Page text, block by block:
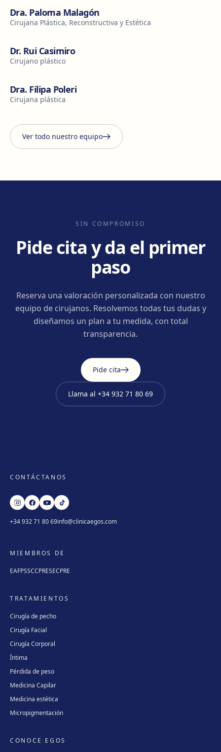
Dra. Paloma Malagón
Cirujana Plástica, Reconstructiva y Estética
Dr. Rui Casimiro
Cirujano plástico
Dra. Filipa Poleri
Cirujana plástica
Ver todo nuestro equipo
SIN COMPROMISO
Pide cita y da el primer
paso
Reserva una valoración personalizada con nuestro
equipo de cirujanos. Resolvemos todas tus dudas y
diseñamos un plan a tu medida, con total
transparencia.
Pide cita
Llama al +34 932 71 80 69
CONTÁCTANOS
+34 932 71 80 69info@clinicaegos.com
MIEMBROS DE
EAFPSSCCPRESECPRE
TRATAMIENTOS
Cirugía de pecho
Cirugía Facial
Cirugía Corporal
Íntima
Pérdida de peso
Medicina Capilar
Medicina estética
Micropigmentación
CONOCE EGOS